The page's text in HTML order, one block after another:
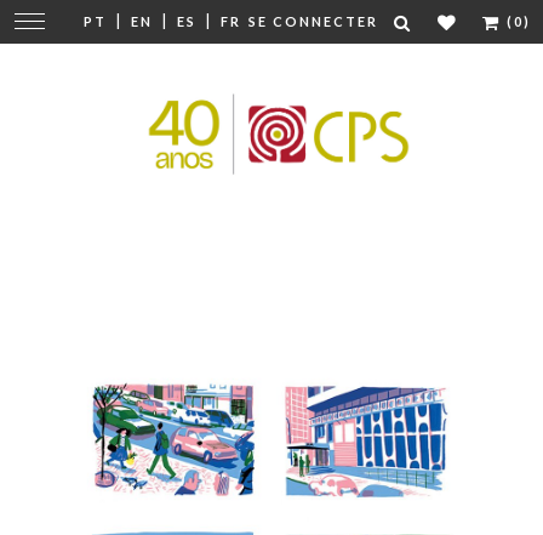
PT | EN | ES | FR SE CONNECTER (0)
Modifier
la